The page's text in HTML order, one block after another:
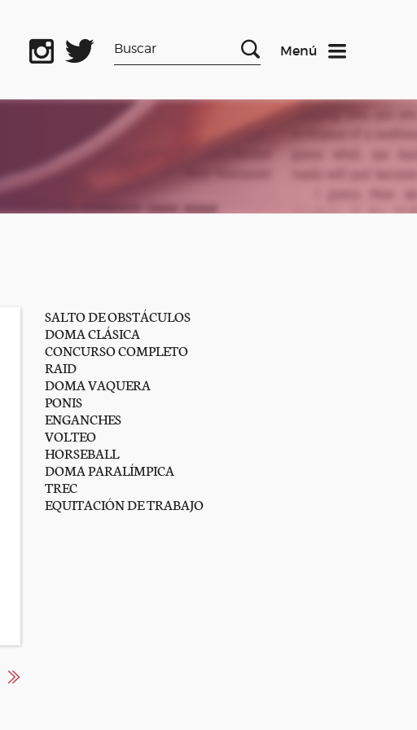
Menú
SALTO DE OBSTÁCULOS
DOMA CLÁSICA
CONCURSO COMPLETO
RAID
DOMA VAQUERA
PONIS
ENGANCHES
VOLTEO
HORSEBALL
DOMA PARALÍMPICA
TREC
EQUITACIÓN DE TRABAJO